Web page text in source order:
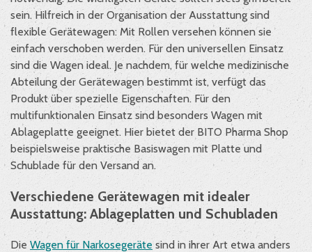
sein. Hilfreich in der Organisation der Ausstattung sind
flexible Gerätewagen: Mit Rollen versehen können sie
einfach verschoben werden. Für den universellen Einsatz
sind die Wagen ideal. Je nachdem, für welche medizinische
Abteilung der Gerätewagen bestimmt ist, verfügt das
Produkt über spezielle Eigenschaften. Für den
multifunktionalen Einsatz sind besonders Wagen mit
Ablageplatte geeignet. Hier bietet der BITO Pharma Shop
beispielsweise praktische Basiswagen mit Platte und
Schublade für den Versand an.
Verschiedene Gerätewagen mit idealer
Ausstattung: Ablageplatten und Schubladen
Die Wagen für Narkosegerätesind in ihrer Art etwa anders